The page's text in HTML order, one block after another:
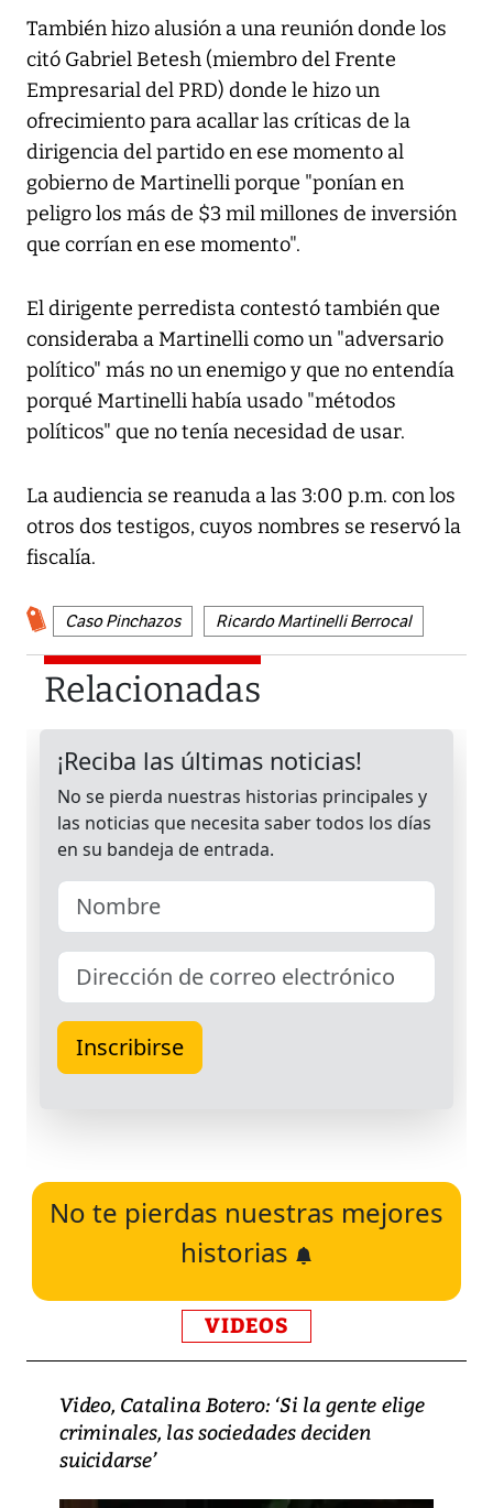
También hizo alusión a una reunión donde los
citó Gabriel Betesh (miembro del Frente
Empresarial del PRD) donde le hizo un
ofrecimiento para acallar las críticas de la
dirigencia del partido en ese momento al
gobierno de Martinelli porque "ponían en
peligro los más de $3 mil millones de inversión
que corrían en ese momento".
El dirigente perredista contestó también que
consideraba a Martinelli como un "adversario
político" más no un enemigo y que no entendía
porqué Martinelli había usado "métodos
políticos" que no tenía necesidad de usar.
La audiencia se reanuda a las 3:00 p.m. con los
otros dos testigos, cuyos nombres se reservó la
fiscalía.
Caso Pinchazos Ricardo Martinelli Berrocal
Relacionadas
No te pierdas nuestras mejores
historias
VIDEOS
Video, Catalina Botero: ‘Si la gente elige
criminales, las sociedades deciden
suicidarse’